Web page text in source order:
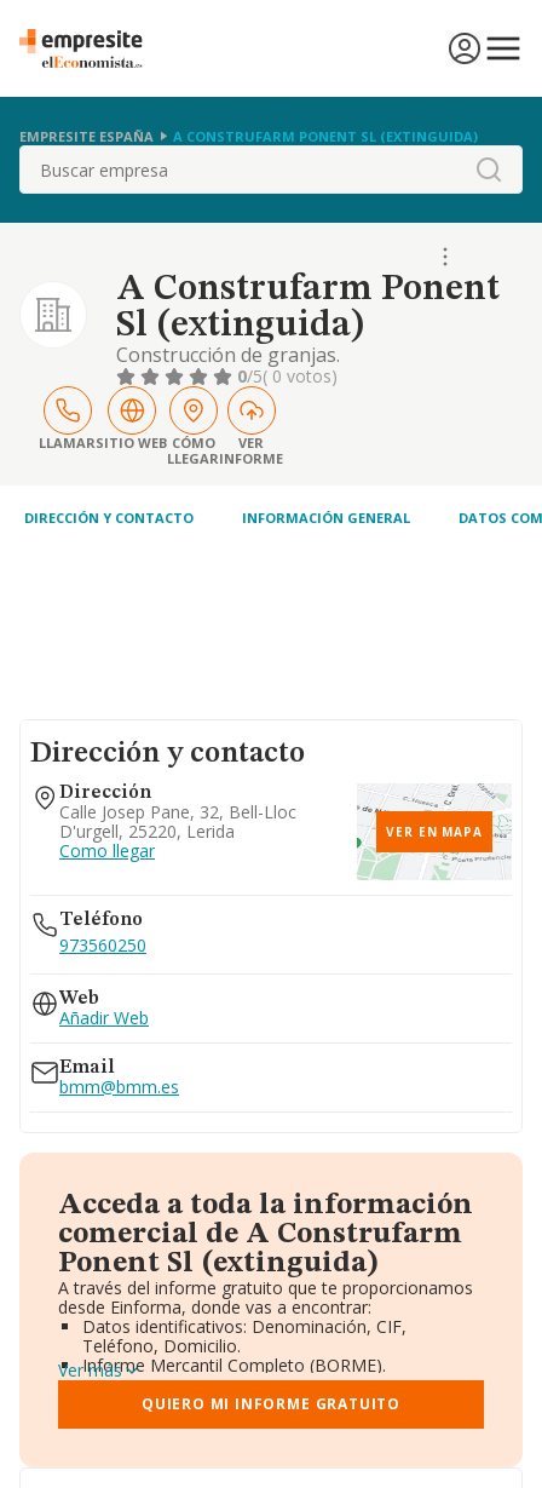
EMPRESITE ESPAÑA A CONSTRUFARM PONENT SL (EXTINGUIDA)
Buscar
A Construfarm Ponent
Sl (extinguida)
Construcción de granjas.
0/5( 0 votos)
LLAMARSITIO WEB CÓMO
LLEGAR
VER
INFORME
DIRECCIÓN Y CONTACTO INFORMACIÓN GENERAL DATOS
Dirección y contacto
Dirección
Calle Josep Pane, 32, Bell-Lloc
D'urgell, 25220, Lerida
Como llegar
VER EN MAPA
Teléfono
973560250
Web
Añadir Web
Email
bmm@bmm.es
Acceda a toda la información
comercial de A Construfarm
Ponent Sl (extinguida)
A través del informe gratuito que te proporcionamos
desde Einforma, donde vas a encontrar:
Datos identificativos: Denominación, CIF,
Teléfono, Domicilio.
Informe Mercantil Completo (BORME).
Gráficos de Evolución Ventas y Empleados.
Consejo de Administración y Administradores.
Directivos y Ejecutivos.
Ver más
QUIERO MI INFORME GRATUITO